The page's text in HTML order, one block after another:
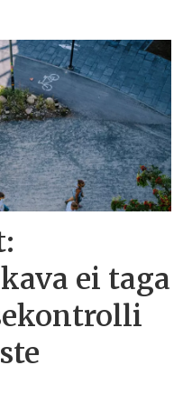
ei taga